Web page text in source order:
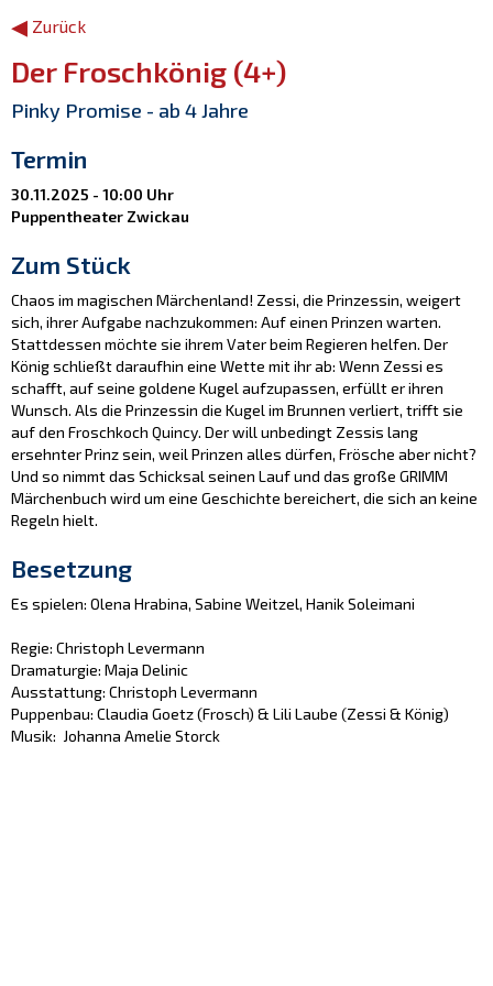
◂ Zurück
Der Froschkönig (4+)
Pinky Promise - ab 4 Jahre
Termin
30.11.2025 - 10:00 Uhr
Puppentheater Zwickau
Zum Stück
Chaos im magischen Märchenland! Zessi, die Prinzessin, weigert
sich, ihrer Aufgabe nachzukommen: Auf einen Prinzen warten.
Stattdessen möchte sie ihrem Vater beim Regieren helfen. Der
König schließt daraufhin eine Wette mit ihr ab: Wenn Zessi es
schafft, auf seine goldene Kugel aufzupassen, erfüllt er ihren
Wunsch. Als die Prinzessin die Kugel im Brunnen verliert, trifft sie
auf den Froschkoch Quincy. Der will unbedingt Zessis lang
ersehnter Prinz sein, weil Prinzen alles dürfen, Frösche aber nicht?
Und so nimmt das Schicksal seinen Lauf und das große GRIMM
Märchenbuch wird um eine Geschichte bereichert, die sich an keine
Regeln hielt.
Besetzung
Es spielen: Olena Hrabina, Sabine Weitzel, Hanik Soleimani
Regie: Christoph Levermann
Dramaturgie: Maja Delinic
Ausstattung: Christoph Levermann
Puppenbau: Claudia Goetz (Frosch) & Lili Laube (Zessi & König)
Musik: Johanna Amelie Storck